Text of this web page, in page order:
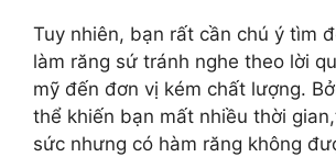
Tuy nhiên, bạn rất cần chú ý tìm
làm răng sứ tránh nghe theo lời
mỹ đến đơn vị kém chất lượng.
thể khiến bạn mất nhiều thời
sức nhưng có hàm răng không